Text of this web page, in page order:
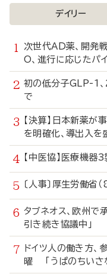
デイリー
次世代AD薬、開発
O、進行に応じたパ
初の低分子GLP-1
で
【決算】日本新薬
を明確化、導出入を
【中医協】医療機
〔人事〕厚生労働
タブネオス、欧州
引き続き協議中」
ドイツ人の働き方
曜 「うぱのちいさ